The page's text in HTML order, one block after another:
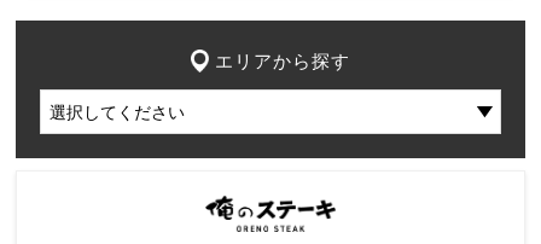
エリアから探す